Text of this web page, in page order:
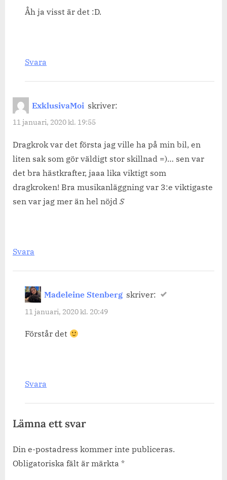
Åh ja visst är det :D.
Svara
ExklusivaMoi skriver:
11 januari, 2020 kl. 19:55
Dragkrok var det första jag ville ha på min bil, en
liten sak som gör väldigt stor skillnad =)… sen var
det bra hästkrafter, jaaa lika viktigt som
dragkroken! Bra musikanläggning var 3:e viktigaste
sen var jag mer än hel nöjd S
Svara
Madeleine Stenberg skriver:
11 januari, 2020 kl. 20:49
Förstår det
Svara
Lämna ett svar
Din e-postadress kommer inte publiceras.
Obligatoriska fält är märkta *